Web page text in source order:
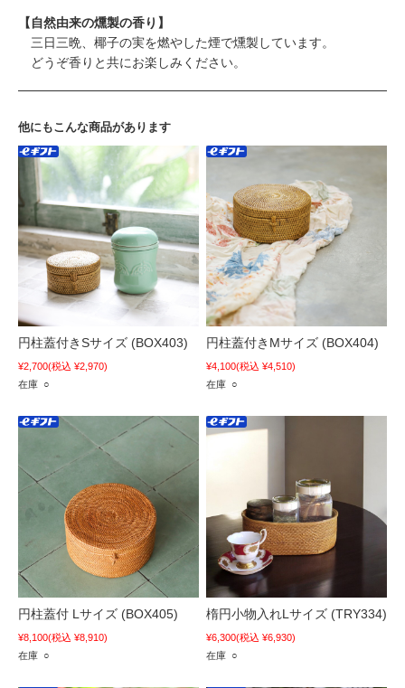
【自然由来の燻製の香り】
三日三晩、椰子の実を燃やした煙で燻製しています。
どうぞ香りと共にお楽しみください。
他にもこんな商品があります
円柱蓋付きSサイズ (BOX403)
¥2,700(税込 ¥2,970)
在庫 ○
円柱蓋付きMサイズ (BOX404)
¥4,100(税込 ¥4,510)
在庫 ○
円柱蓋付 Lサイズ (BOX405)
¥8,100(税込 ¥8,910)
在庫 ○
楕円小物入れLサイズ (TRY334)
¥6,300(税込 ¥6,930)
在庫 ○